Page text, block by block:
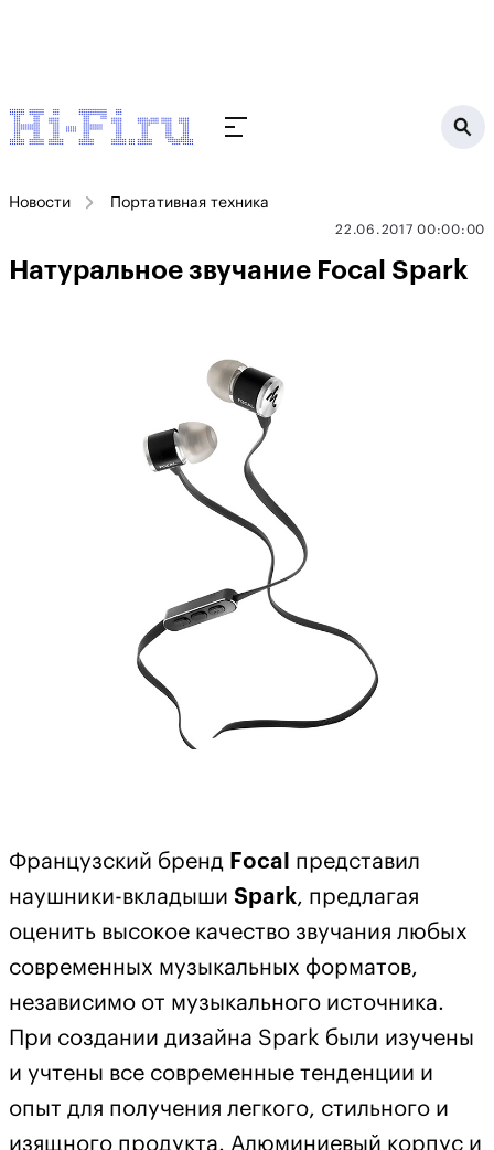
Новости Портативная техника
22.06.2017 00:00:00
Натуральное звучание Focal Spark
Французский бренд Focal
представил
наушники-вкладыши Spark, предлагая
оценить высокое качество звучания любых
современных музыкальных форматов,
независимо от музыкального источника.
При создании дизайна Spark были изучены
и учтены все современные тенденции и
опыт для получения легкого, стильного и
изящного продукта. Алюминиевый корпус и